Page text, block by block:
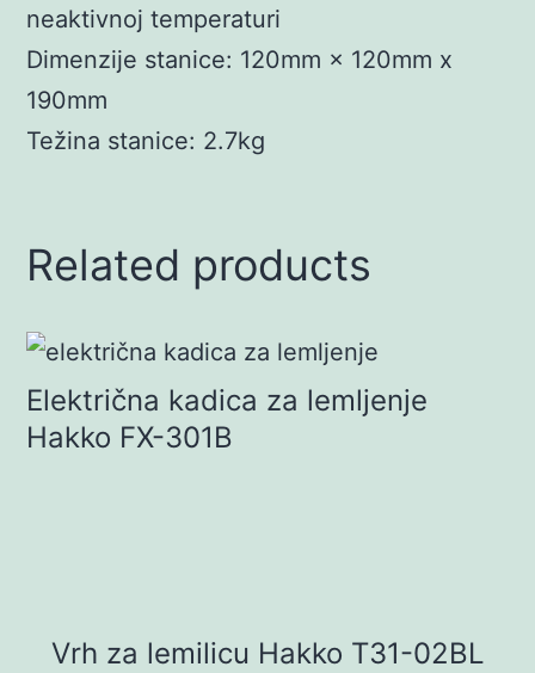
neaktivnoj temperaturi
Dimenzije stanice: 120mm × 120mm x
190mm
Težina stanice: 2.7kg
Related products
Električna kadica za lemljenje
Hakko FX-301B
Vrh za lemilicu Hakko T31-02BL